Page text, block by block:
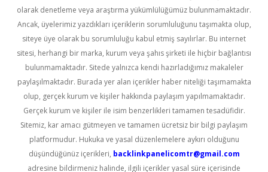
olarak denetleme veya araştırma yükümlülüğümüz bulunmamaktadır.
Ancak, üyelerimiz yazdıkları içeriklerin sorumluluğunu taşımakta olup,
siteye üye olarak bu sorumluluğu kabul etmiş sayılırlar. Bu internet
sitesi, herhangi bir marka, kurum veya şahıs şirketi ile hiçbir bağlantısı
bulunmamaktadır. Sitede yalnızca kendi hazırladığımız makaleler
paylaşılmaktadır. Burada yer alan içerikler haber niteliği taşımamakta
olup, gerçek kurum ve kişiler hakkında paylaşım yapılmamaktadır.
Gerçek kurum ve kişiler ile isim benzerlikleri tamamen tesadüfidir.
Sitemiz, kar amacı gütmeyen ve tamamen ücretsiz bir bilgi paylaşım
platformudur. Hukuka ve yasal düzenlemelere aykırı olduğunu
düşündüğünüz içerikleri, backlinkpanelicomtr@gmail.com
adresine bildirmeniz halinde, ilgili içerikler yasal süre içerisinde